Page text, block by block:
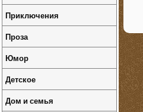
Приключения
Проза
Юмор
Детское
Дом и семья